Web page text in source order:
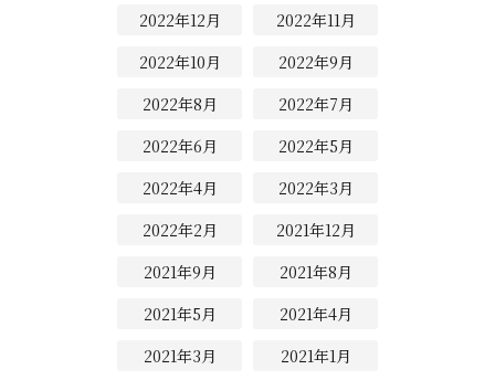
2022年12月
2022年11月
2022年10月
2022年9月
2022年8月
2022年7月
2022年6月
2022年5月
2022年4月
2022年3月
2022年2月
2021年12月
2021年9月
2021年8月
2021年5月
2021年4月
2021年3月
2021年1月